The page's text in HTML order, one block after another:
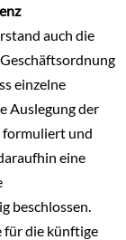
auch die
einzelne
Auslegung der
formuliert und
eine
beschlossen.
für die künftige